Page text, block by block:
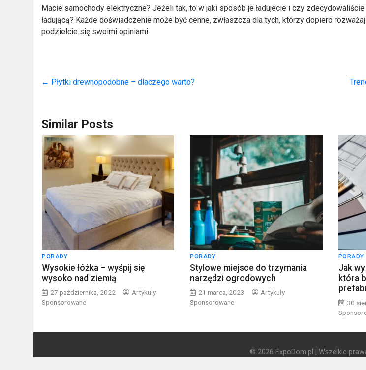
Macie samochody elektryczne? Jeżeli tak, to w jaki sposób je ładujecie i czy
ładującą? Każde doświadczenie może być cenne, zwłaszcza dla tych, którzy dopiero
podzielcie się swoimi opiniami.
← Płytki drewnopodobne – dlaczego warto?
Similar Posts
PORADY
Wysokie łóżka – wyśpij się
wysoko nad ziemią
27 października, 2022
Artykuły
Sponsorowane
PORADY
Stylowe miejsce do trzymania
narzędzi ogrodowych
21 marca, 2023
Artykuły
Sponsorowane
PORADY
Jak
która
30
© 2026 ExpoDom.pl | Wszelkie